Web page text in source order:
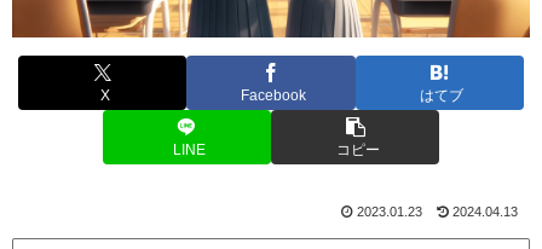
X Facebook はてブ
LINE コピー
2023.01.23 2024.04.13